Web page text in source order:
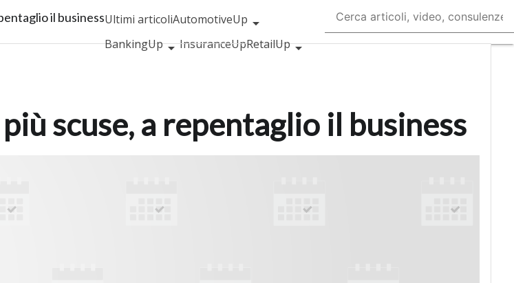
il businessUltimi articoliAutomotiveUp
BankingUp
InsuranceUpRetailUp
scuse, a repentaglio il business